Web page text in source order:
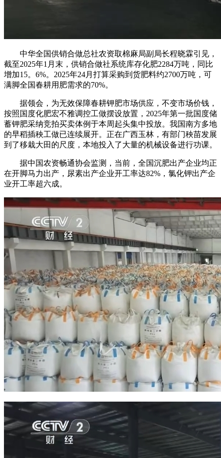
中华全国供销合做总社农资取棉麻局副局长程晓霖引见，
截至2025年1月末，供销合做社系统库存化肥2284万吨，同比
增加15。6%。2025年24月打算采购到货肥料约2700万吨，可
满脚全国春耕用肥需求的70%。
据领会，为无效保障春耕钾肥市场供应，不变市场价钱，
按照国度化肥宏不雅调控工做摆设放置，2025年第一批国度储
蓄钾肥采纳竞拍买卖体例于本周起头集中投放。我国南方多地
的早稻插秧工做已连续展开。正在广西玉林，有部门秧苗发展
到了移栽大田的尺度，本地投入了大量的机械设备进行功课。
据中国农资畅通协会监测，当前，全国沉肥出产企业均正
在开脚马力出产，尿素出产企业开工率达82%，氯化钾出产企
业开工率超六成。